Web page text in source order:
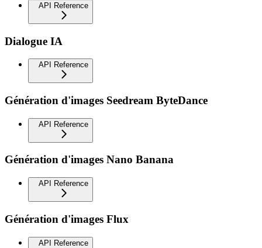
API Reference
Dialogue IA
API Reference
Génération d'images Seedream ByteDance
API Reference
Génération d'images Nano Banana
API Reference
Génération d'images Flux
API Reference